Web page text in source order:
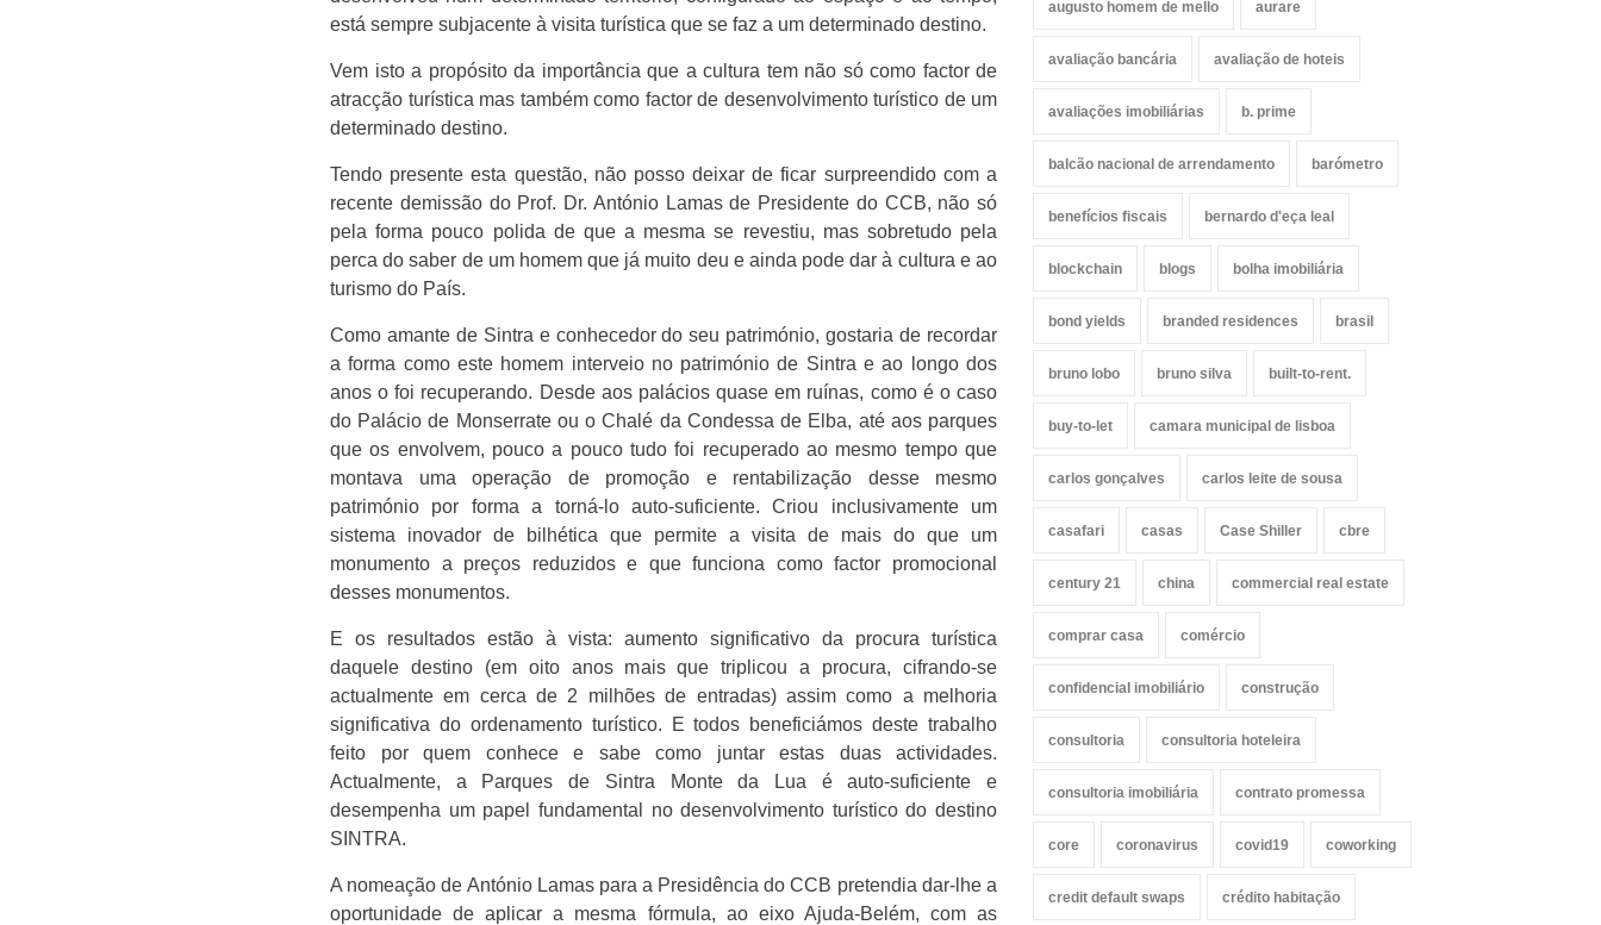
está sempre subjacente à visita turística que se faz a um determinado destino.
Vem isto a propósito da importância que a cultura tem não só como factor de
atracção turística mas também como factor de desenvolvimento turístico de um
determinado destino.
Tendo presente esta questão, não posso deixar de ficar surpreendido com a
recente demissão do Prof. Dr. António Lamas de Presidente do CCB, não só
pela forma pouco polida de que a mesma se revestiu, mas sobretudo pela
perca do saber de um homem que já muito deu e ainda pode dar à cultura e ao
turismo do País.
Como amante de Sintra e conhecedor do seu património, gostaria de recordar
a forma como este homem interveio no património de Sintra e ao longo dos
anos o foi recuperando. Desde aos palácios quase em ruínas, como é o caso
do Palácio de Monserrate ou o Chalé da Condessa de Elba, até aos parques
que os envolvem, pouco a pouco tudo foi recuperado ao mesmo tempo que
montava uma operação de promoção e rentabilização desse mesmo
património por forma a torná-lo auto-suficiente. Criou inclusivamente um
sistema inovador de bilhética que permite a visita de mais do que um
monumento a preços reduzidos e que funciona como factor promocional
desses monumentos.
E os resultados estão à vista: aumento significativo da procura turística
daquele destino (em oito anos mais que triplicou a procura, cifrando-se
actualmente em cerca de 2 milhões de entradas) assim como a melhoria
significativa do ordenamento turístico. E todos beneficiámos deste trabalho
feito por quem conhece e sabe como juntar estas duas actividades.
Actualmente, a Parques de Sintra Monte da Lua é auto-suficiente e
desempenha um papel fundamental no desenvolvimento turístico do destino
SINTRA.
A nomeação de António Lamas para a Presidência do CCB pretendia dar-lhe a
oportunidade de aplicar a mesma fórmula, ao eixo Ajuda-Belém, com as
augusto homem de mello aurare
avaliação bancária avaliação de hoteis
avaliações imobiliárias b. prime
balcão nacional de arrendamento barómetro
benefícios fiscais bernardo d'eça leal
blockchain blogs bolha imobiliária
bond yields branded residences brasil
bruno lobo bruno silva built-to-rent.
buy-to-let camara municipal de lisboa
carlos gonçalves carlos leite de sousa
casafari casas Case Shiller cbre
century 21 china commercial real estate
comprar casa comércio
confidencial imobiliário construção
consultoria consultoria hoteleira
consultoria imobiliária contrato promessa
core coronavirus covid19 coworking
credit default swaps crédito habitação